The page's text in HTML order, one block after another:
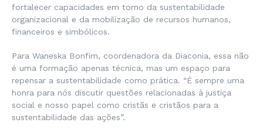
fortalecer capacidades em torno da sustentabilidade
organizacional e da mobilização de recursos humanos,
financeiros e simbólicos.
Para Waneska Bonfim, coordenadora da Diaconia, essa não
é uma formação apenas técnica, mas um espaço para
repensar a sustentabilidade como prática. “É sempre uma
honra para nós discutir questões relacionadas à justiça
social e nosso papel como cristãs e cristãos para a
sustentabilidade das ações”.